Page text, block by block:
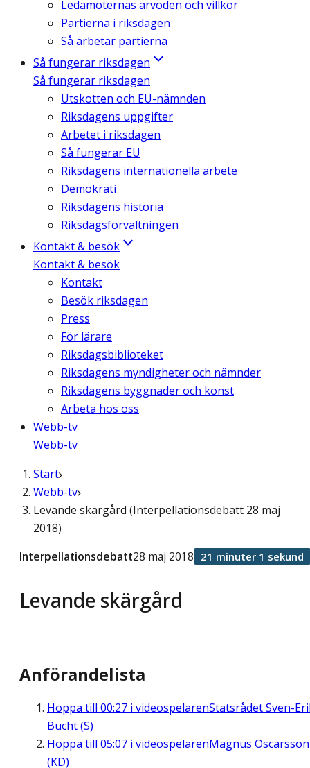
Ledamöternas arvoden och villkor
Partierna i riksdagen
Så arbetar partierna
Så fungerar riksdagen
Så fungerar riksdagen
Utskotten och EU-nämnden
Riksdagens uppgifter
Arbetet i riksdagen
Så fungerar EU
Riksdagens internationella arbete
Demokrati
Riksdagens historia
Riksdagsförvaltningen
Kontakt & besök
Kontakt & besök
Kontakt
Besök riksdagen
Press
För lärare
Riksdagsbiblioteket
Riksdagens myndigheter och nämnder
Riksdagens byggnader och konst
Arbeta hos oss
Webb-tv
Webb-tv
Start
Webb-tv
Levande skärgård (Interpellationsdebatt 28 maj
2018)
Levande skärgård
Interpellationsdebatt28 maj 2018 21 minuter 1 sekund
Anförandelista
Hoppa till 00:27 i videospelarenStatsrådet Sven-
Bucht (S)
Hoppa till 05:07 i videospelarenMagnus Oscarsson
(KD)